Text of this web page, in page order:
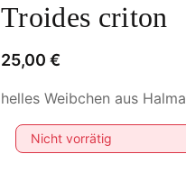
Troides criton
25,00 €
helles Weibchen aus
Nicht vorrätig